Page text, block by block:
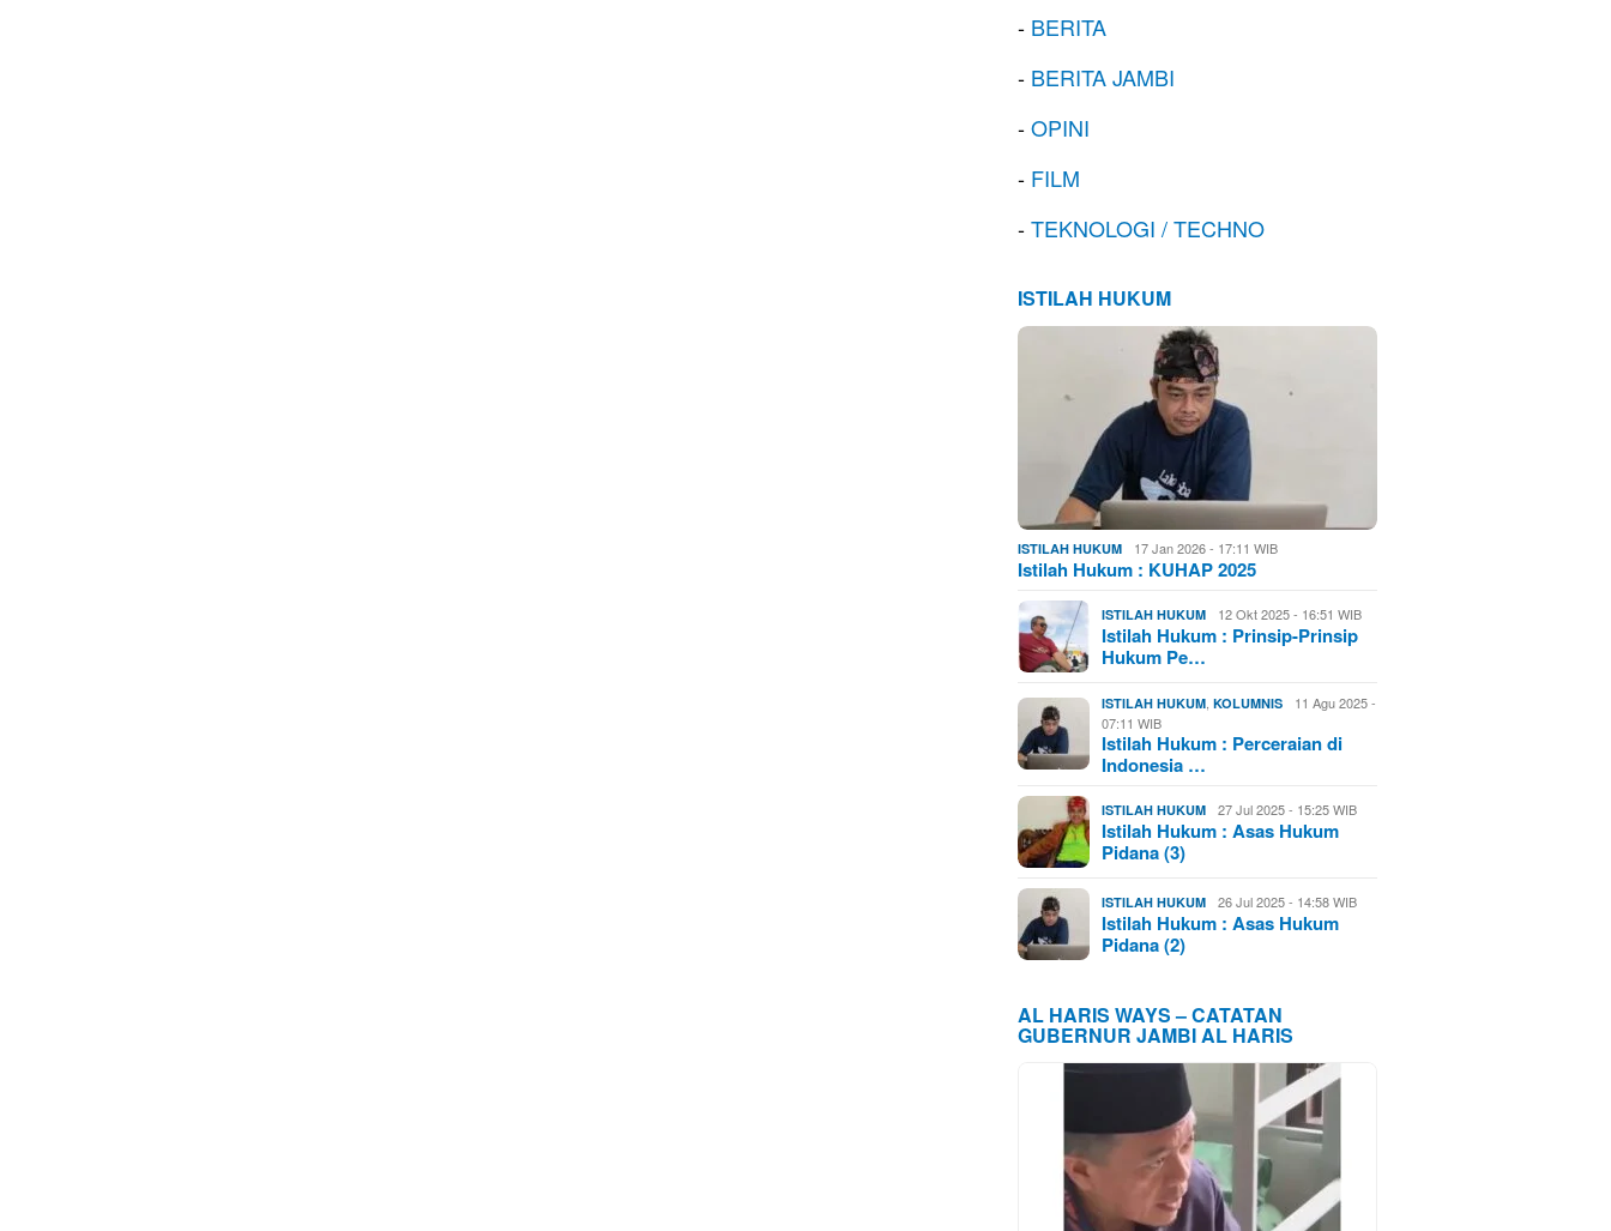
- BERITA
- BERITA JAMBI
-OPINI
- FILM
-TEKNOLOGI / TECHNO
ISTILAH HUKUM
ISTILAH HUKUM 17 Jan 2026 - 17:11 WIB
Istilah Hukum : KUHAP 2025
ISTILAH HUKUM 12 Okt 2025 - 16:51 WIB
Istilah Hukum : Prinsip-Prinsip
Hukum Pe…
ISTILAH HUKUM ,KOLUMNIS
11 Agu 2025 -
07:11 WIB
Istilah Hukum : Perceraian di
Indonesia …
ISTILAH HUKUM 27 Jul 2025 - 15:25 WIB
Istilah Hukum : Asas Hukum
Pidana (3)
ISTILAH HUKUM 26 Jul 2025 - 14:58 WIB
Istilah Hukum : Asas Hukum
Pidana (2)
AL HARIS WAYS – CATATAN
GUBERNUR JAMBI AL HARIS